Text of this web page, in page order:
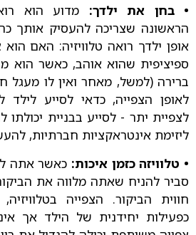
• בחן את ילדך: מדוע הוא
הראשונה שצריכה להעסיק אותך
אופן ילדך רואה טלוויזיה: האם
ספיציפית שהוא אוהב, כאשר הוא
ברירה (למשל, מאחר ואין לו
לאופן הצפייה, כדאי לסייע
לצפיית יתר - לסייע בבניית יכולתו
ליזימת אינטראקציות חברתיות,
• טלוויזה כזמן איכות: כאשר אתה
סביר להניח שאתה מלווה את
חווית הביקור. הצפייה
כפעילות יחידנית של הילד אך